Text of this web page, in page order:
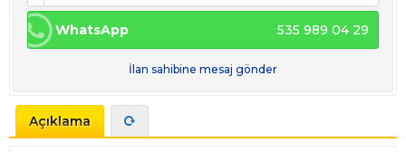
WhatsApp 535 989 04 29
İlan sahibine mesaj gönder
Açıklama